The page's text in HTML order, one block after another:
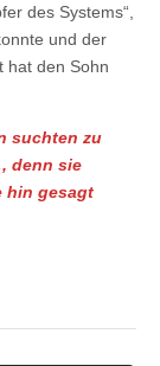
des Systems“,
und der
hat den Sohn
suchten zu
denn sie
hin gesagt